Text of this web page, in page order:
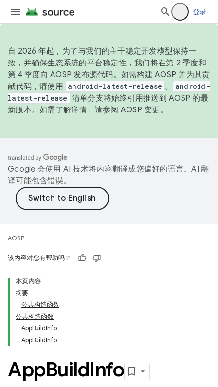
登录
自 2026 年起，为了与我们的主干稳定开发模型保持一
致，并确保生态系统的平台稳定性，我们将在第 2 季度和
第 4 季度向 AOSP 发布源代码。如需构建 AOSP 并为其贡
献代码，请使用 android-latest-release 。
android-
latest-release 清单分支将始终引用推送到 AOSP 的最
新版本。如需了解详情，请参阅 AOSP 变更。
Google 会使用 AI 技术将内容翻译成您偏好的语言。AI 翻
译可能包含错误。
AOSP
该内容对您有帮助吗？
本页内容
摘要
公共构造函数
公共构造函数
AppBuildInfo
AppBuildInfo
AppBuildInfo